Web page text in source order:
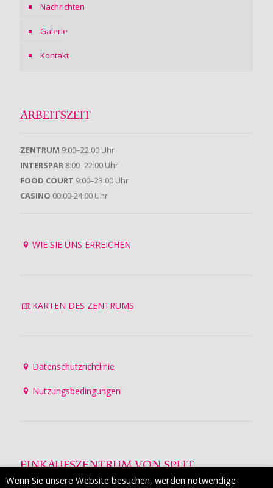
Nachrichten
Galerie
Kontakt
ARBEITSZEIT
ZENTRUM 9:00–22:00 Uhr
INTERSPAR 8:00–22:00 Uhr
FOOD COURT 9:00–23:00 Uhr
CASINO 00:00-24:00 Uhr
WIE SIE UNS ERREICHEN
KARTEN DES ZENTRUMS
Datenschutzrichtlinie
Nutzungsbedingungen
EINKAUFSZENTRUM VON SPLIT
Wenn Sie unsere Website besuchen, werden notwendige